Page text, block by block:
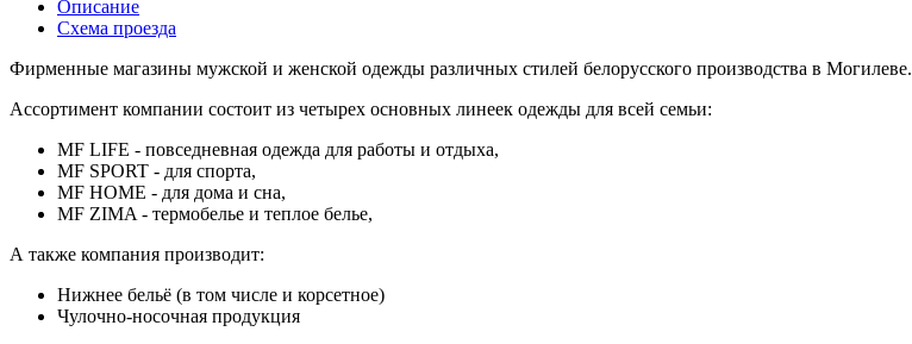
Описание
Схема проезда
Фирменные магазины мужской и женской одежды различных стилей белорусского производства в Могилеве.
Ассортимент компании состоит из четырех основных линеек одежды для всей семьи:
MF LIFE - повседневная одежда для работы и отдыха,
MF SPORT - для спорта,
MF HOME - для дома и сна,
MF ZIMA - термобелье и теплое белье,
А также компания производит:
Нижнее бельё (в том числе и корсетное)
Чулочно-носочная продукция